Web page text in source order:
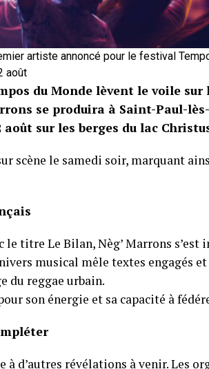
artiste annoncé pour le festival
août
du Monde lèvent le voile
se produira à Saint-Paul-
août sur les berges du lac
scène le samedi soir, marquant
le titre Le Bilan, Nèg’ Marrons
musical mêle textes engagés
du reggae urbain.
son énergie et sa capacité à
à d’autres révélations à venir. Les